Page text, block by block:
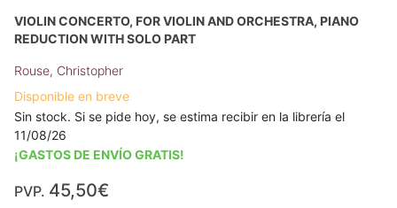
VIOLIN CONCERTO, FOR VIOLIN AND ORCHESTRA, PIANO
REDUCTION WITH SOLO PART
Rouse, Christopher
Disponible en breve
Sin stock. Si se pide hoy, se estima recibir en la librería el
11/08/26
¡GASTOS DE ENVÍO GRATIS!
PVP. 45,50€